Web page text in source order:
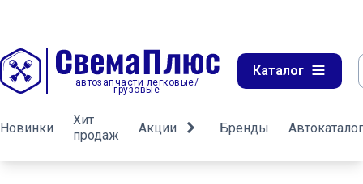
автозапчасти легковые/
грузовые
Каталог
Новинки
Хит
продаж
Акции Бренды Автокаталог